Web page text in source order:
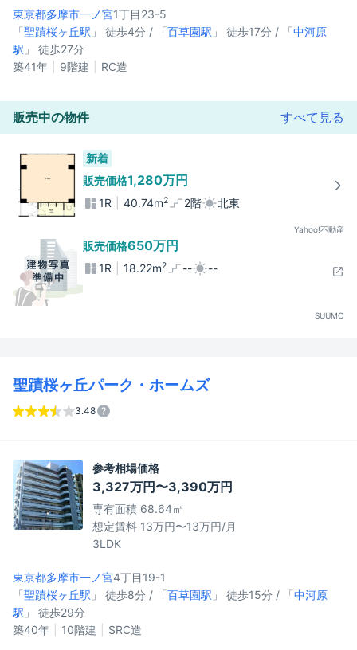
東京都多摩市一ノ宮1丁目23-5
「聖蹟桜ヶ丘駅 」 徒歩4分 / 「百草園駅 」 徒歩17分 / 「中河原
駅 」 徒歩27分
築41年
9階建 RC造
販売中の物件 すべて見る
新着
販売価格1,280万円
1R 40.74m2 2階 北東
Yahoo!不動産
販売価格650万円
1R 18.22m2 -- --
SUUMO
聖蹟桜ヶ丘パーク・ホームズ
3.48
参考相場価格
3,327万円〜3,390万円
専有面積 68.64㎡
想定賃料 13万円〜13万円/月
3LDK
東京都多摩市一ノ宮4丁目19-1
「聖蹟桜ヶ丘駅 」 徒歩8分 / 「百草園駅 」 徒歩15分 / 「中河原
駅 」 徒歩29分
築40年
10階建 SRC造